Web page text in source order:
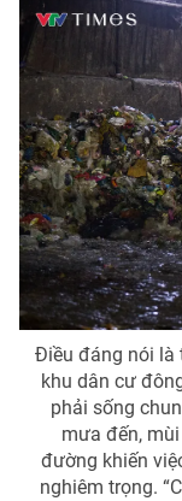
Điều đáng nói là
khu dân cư
phải sống
mưa đến,
đường khiến
nghiêm trọng.